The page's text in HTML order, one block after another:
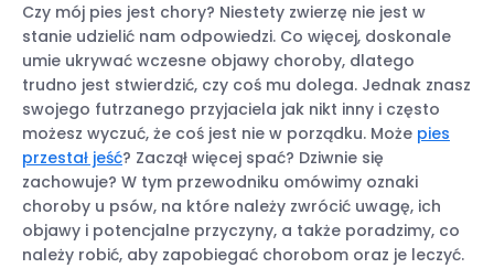
Czy mój pies jest chory? Niestety zwierzę nie jest w
stanie udzielić nam odpowiedzi. Co więcej, doskonale
umie ukrywać wczesne objawy choroby, dlatego
trudno jest stwierdzić, czy coś mu dolega. Jednak znasz
swojego futrzanego przyjaciela jak nikt inny i często
możesz wyczuć, że coś jest nie w porządku. Może pies
przestał jeść? Zaczął więcej spać? Dziwnie się
zachowuje? W tym przewodniku omówimy oznaki
choroby u psów, na które należy zwrócić uwagę, ich
objawy i potencjalne przyczyny, a także poradzimy, co
należy robić, aby zapobiegać chorobom oraz je leczyć.